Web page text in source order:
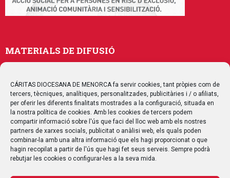
CÁRITAS DIOCESANA DE MENORCA fa servir cookies, tant pròpies com de
tercers, tècniques, analítiques, personalitzades, publicitàries i / o afiliats,
per oferir les diferents finalitats mostrades a la configuració, situada en
la nostra política de cookies. Amb les cookies de tercers podem
compartir informació sobre l'ús que faci del lloc web amb els nostres
partners de xarxes socials, publicitat o anàlisi web, els quals poden
combinar-la amb una altra informació que els hagi proporcionat o que
hagin recopilat a partir de l'ús que hagi fet seus serveis. Sempre podrà
rebutjar les cookies o configurar-les a la seva mida.
MATERIALS DE DIFUSIÓ
Publicacions
Multimedia
SEGUEIX-NOS